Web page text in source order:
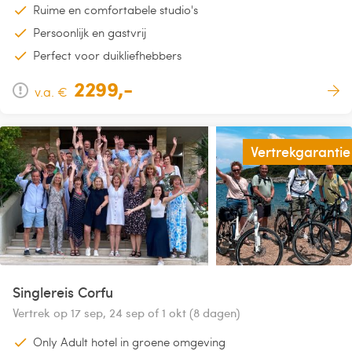
Ruime en comfortabele studio's
Persoonlijk en gastvrij
Perfect voor duikliefhebbers
v.a. € 2299,-
Vertrekgarantie
Singlereis Corfu
Vertrek op 17 sep, 24 sep of 1 okt (8 dagen)
Only Adult hotel in groene omgeving